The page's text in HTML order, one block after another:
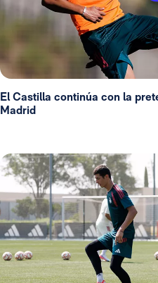
El Castilla continúa con la
Madrid